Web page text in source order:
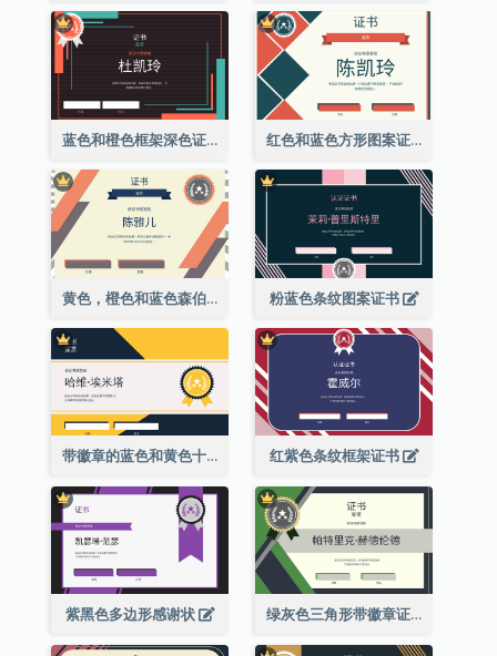
蓝色和橙色框架深色证书 红色和蓝色方形图案证书
黄色，橙色和蓝色森伯斯特证书 粉蓝色条纹图案证书
带徽章的蓝色和黄色十年证书 红紫色条纹框架证书
紫黑色多边形感谢状 绿灰色三角形带徽章证书